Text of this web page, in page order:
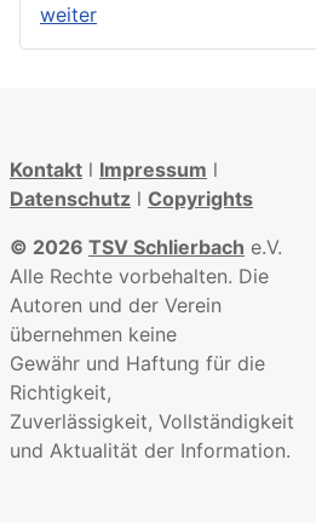
weiter
Kontakt l Impressum l
Datenschutz l Copyrights
© 2026 TSV Schlierbach e.V.
Alle Rechte vorbehalten. Die
Autoren und der Verein
übernehmen keine
Gewähr und Haftung für die
Richtigkeit,
Zuverlässigkeit, Vollständigkeit
und Aktualität der Information.